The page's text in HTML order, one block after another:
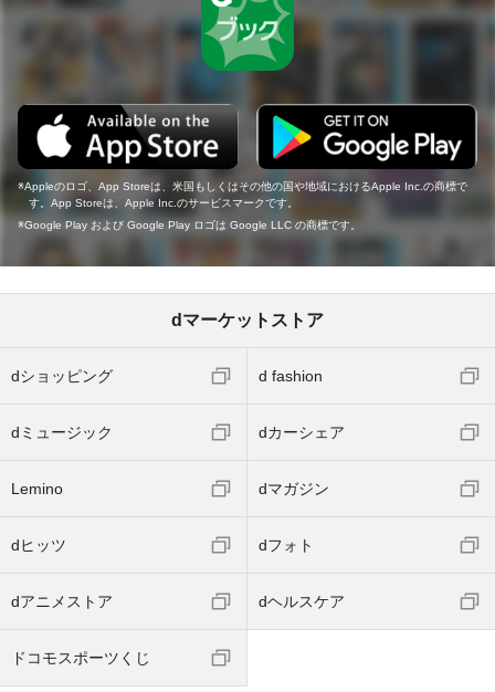
Appleのロゴ、App Storeは、米国もしくはその他の国や地域におけるApple Inc.の商標で
す。App Storeは、Apple Inc.のサービスマークです。
Google Play および Google Play ロゴは Google LLC の商標です。
dマーケットストア
dショッピング d fashion
dミュージック dカーシェア
Lemino dマガジン
dヒッツ dフォト
dアニメストア dヘルスケア
ドコモスポーツくじ